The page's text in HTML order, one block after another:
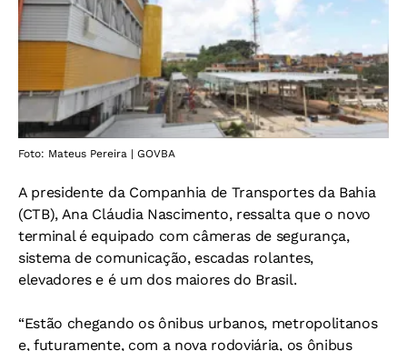
Foto: Mateus Pereira | GOVBA
A presidente da Companhia de Transportes da Bahia
(CTB), Ana Cláudia Nascimento, ressalta que o novo
terminal é equipado com câmeras de segurança,
sistema de comunicação, escadas rolantes,
elevadores e é um dos maiores do Brasil.
“Estão chegando os ônibus urbanos, metropolitanos
e, futuramente, com a nova rodoviária, os ônibus